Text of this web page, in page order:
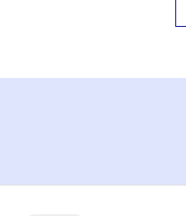
la page dans le presse-